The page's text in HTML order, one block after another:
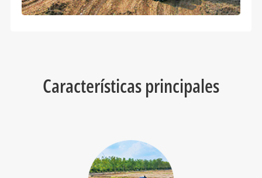
Características principales